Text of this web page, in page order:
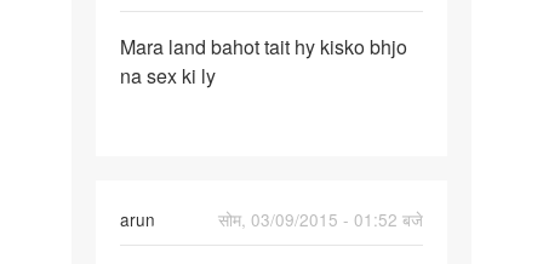
Mara
land
Mara land bahot tait hy kisko bhjo
na sex ki ly
arun
सोम, 03/09/2015 - 01:52 बजे